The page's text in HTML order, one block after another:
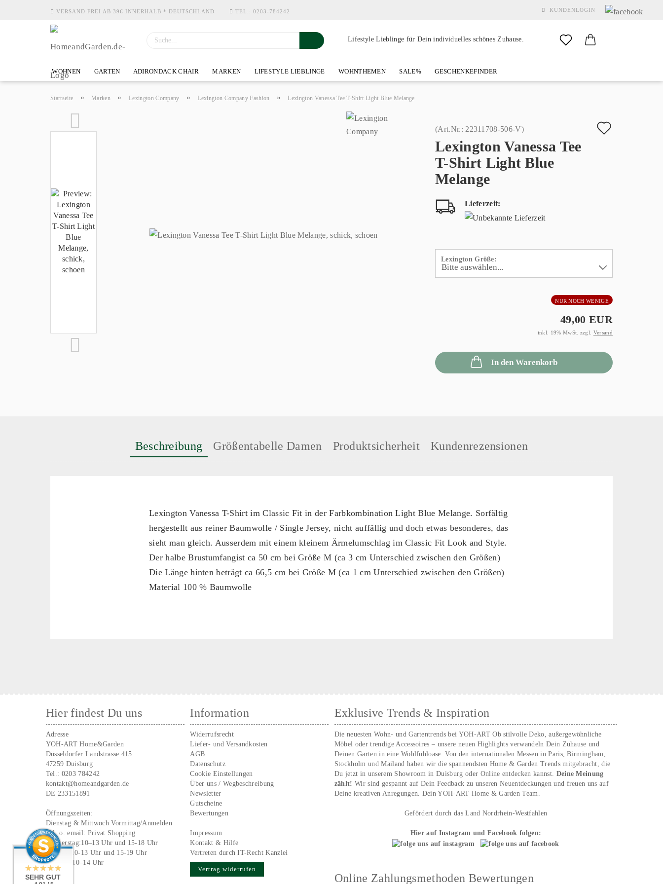
KUNDENLOGIN
Konto erstellen
Passwort vergessen?
VERSAND FREI AB 39€ INNERHALB * DEUTSCHLAND TEL.: 0203-784242
Lifestyle Lieblinge für Dein individuelles schönes Zuhause.
WOHNEN GARTEN ADIRONDACK CHAIR MARKEN LIFESTYLE LIEBLINGE WOHNTHEMEN SALE% GESCHENKEFINDER
Startseite » Marken » Lexington Company » Lexington Company Fashion » Lexington Vanessa Tee T-Shirt Light Blue Melange
(Art.Nr.: 22311708-506-V)
Lexington Vanessa Tee
T-Shirt Light Blue
Melange
Lieferzeit:
Lexington Größe:
NUR NOCH WENIGE
49,00 EUR
inkl. 19% MwSt. zzgl. Versand
In den Warenkorb
Beschreibung Größentabelle Damen Produktsicherheit Kundenrezensionen
Lexington Vanessa T-Shirt im Classic Fit in der Farbkombination Light Blue Melange. Sorfältig
hergestellt aus reiner Baumwolle / Single Jersey, nicht auffällig und doch etwas besonderes, das
sieht man gleich. Ausserdem mit einem kleinem Ärmelumschlag im Classic Fit Look and Style.
Der halbeBrustumfangist ca 50 cm bei Größe M (ca 3 cm Unterschied zwischen den Größen)
Die Länge hinten beträgt ca 66,5 cm bei Größe M (ca 1 cm Unterschied zwischen den Größen)
Material 100 % Baumwolle
Hier findest Du uns
Adresse
YOH-ART Home&Garden
Düsseldorfer Landstrasse 415
47259 Duisburg
Tel.: 0203 784242
kontakt@homeandgarden.de
DE 233151891
Öffnungszeiten:
Dienstag & Mittwoch Vormittag/Anmelden
Tel. o. email: Privat Shopping
Donnerstag:10–13 Uhr und 15-18 Uhr
Freitag: 10-13 Uhr und 15-19 Uhr
Samstag 10–14 Uhr
Information
Widerrufsrecht
Liefer- und Versandkosten
AGB
Datenschutz
Cookie Einstellungen
Über uns / Wegbeschreibung
Newsletter
Gutscheine
Bewertungen
Impressum
Kontakt & Hilfe
Vertreten durch IT-Recht Kanzlei
Vertrag widerrufen
Exklusive Trends & Inspiration
Die neuesten Wohn- und Gartentrends bei YOH‑ART Ob stilvolle Deko, außergewöhnliche
Möbel oder trendige Accessoires – unsere neuen Highlights verwandeln Dein Zuhause und
Deinen Garten in eine Wohlfühloase. Von den internationalen Messen in Paris, Birmingham,
Stockholm und Mailand haben wir die spannendsten Home & Garden Trends mitgebracht, die
Du jetzt in unserem Showroom in Duisburg oder Online entdecken kannst. Deine Meinung
zählt!Wir sind gespannt auf Dein Feedback zu unseren Neuentdeckungen und freuen uns auf
Deine kreativen Anregungen. Dein YOH‑ART Home & Garden Team.
Gefördert durch das Land Nordrhein-Westfahlen
Hier auf Instagram und Facebook folgen:
Online Zahlungsmethoden Bewertungen
SEHR GUT